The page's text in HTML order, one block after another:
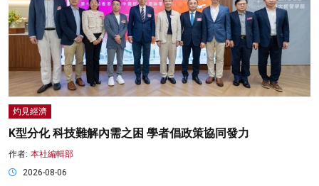
灼見經濟
K型分化 科技難解內需之困 學者倡政策協同發力
作者: 本社編輯部
2026-08-06